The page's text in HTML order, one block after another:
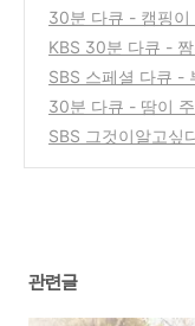
30분 다큐 - 캠핑이
KBS 30분 다큐 -
문제로다
(0)
SBS 스페셜 다큐 -
까?
(0)
30분 다큐 - 땀이 주는 자
(사진보기)
(0)
SBS 그것이알고싶
관련글